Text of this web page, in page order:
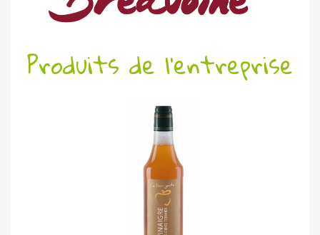
Produits de l'entreprise